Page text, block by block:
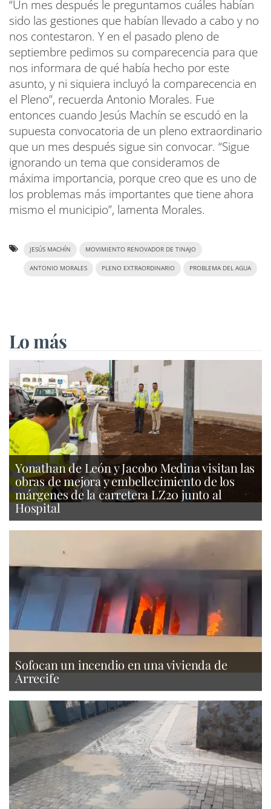
“Un mes después le preguntamos cuáles habían
sido las gestiones que habían llevado a cabo y no
nos contestaron. Y en el pasado pleno de
septiembre pedimos su comparecencia para que
nos informara de qué había hecho por este
asunto, y ni siquiera incluyó la comparecencia en
el Pleno”, recuerda Antonio Morales. Fue
entonces cuando Jesús Machín se escudó en la
supuesta convocatoria de un pleno extraordinario
que un mes después sigue sin convocar. “Sigue
ignorando un tema que consideramos de
máxima importancia, porque creo que es uno de
los problemas más importantes que tiene ahora
mismo el municipio”, lamenta Morales.
JESÚS MACHÍN MOVIMIENTO RENOVADOR DE TINAJO
ANTONIO MORALES PLENO EXTRAORDINARIO PROBLEMA DEL AGUA
Lo más
Yonathan de León y Jacobo Medina visitan las
obras de mejora y embellecimiento de los
márgenes de la carretera LZ20 junto al
Hospital
Sofocan un incendio en una vivienda de
Arrecife